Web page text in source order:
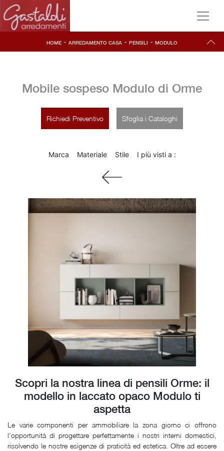
HOME - ARREDAMENTO CASA - PENSILI - MODULO
Mobile sospeso Modulo di Orme
Richiedi Preventivo Sfoglia i Cataloghi
Marca Materiale Stile I più visti a :
Scopri la nostra linea di pensili Orme: il
modello in laccato opaco Modulo ti
aspetta
Le varie componenti per ammobiliare la zona giorno ci offrono
l'opportunità di progettare perfettamente i nostri interni domestici,
risolvendo le nostre esigenze di praticità ed estetica. Oltre ad essere